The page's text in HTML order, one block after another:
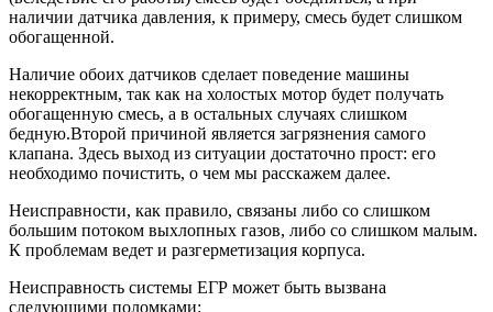
наличии датчика давления, к примеру, смесь будет слишком
обогащенной.
Наличие обоих датчиков сделает поведение машины
некорректным, так как на холостых мотор будет получать
обогащенную смесь, а в остальных случаях слишком
бедную.Второй причиной является загрязнения самого
клапана. Здесь выход из ситуации достаточно прост: его
необходимо почистить, о чем мы расскажем далее.
Неисправности, как правило, связаны либо со слишком
большим потоком выхлопных газов, либо со слишком малым.
К проблемам ведет и разгерметизация корпуса.
Неисправность системы ЕГР может быть вызвана
следующими поломками: